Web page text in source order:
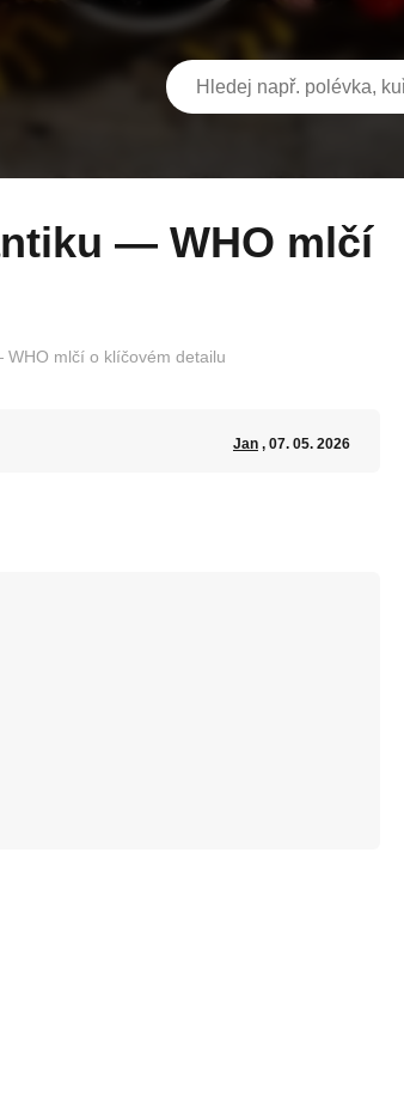
mlčí o klíčovém detailu
Jan, 07. 05. 2026